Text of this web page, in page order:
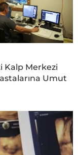
Kalp Merkezi
Umut